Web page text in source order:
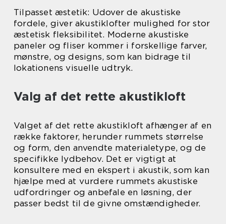
Tilpasset æstetik: Udover de akustiske
fordele, giver akustiklofter mulighed for stor
æstetisk fleksibilitet. Moderne akustiske
paneler og fliser kommer i forskellige farver,
mønstre, og designs, som kan bidrage til
lokationens visuelle udtryk.
Valg af det rette akustikloft
Valget af det rette akustikloft afhænger af en
række faktorer, herunder rummets størrelse
og form, den anvendte materialetype, og de
specifikke lydbehov. Det er vigtigt at
konsultere med en ekspert i akustik, som kan
hjælpe med at vurdere rummets akustiske
udfordringer og anbefale en løsning, der
passer bedst til de givne omstændigheder.